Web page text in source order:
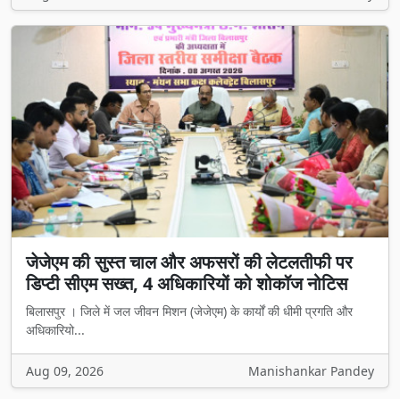
जेजेएम की सुस्त चाल और अफसरों की लेटलतीफी पर
डिप्टी सीएम सख्त, 4 अधिकारियों को शोकॉज नोटिस
बिलासपुर । जिले में जल जीवन मिशन (जेजेएम) के कार्यों की धीमी प्रगति और
अधिकारियो...
Aug 09, 2026 Manishankar Pandey